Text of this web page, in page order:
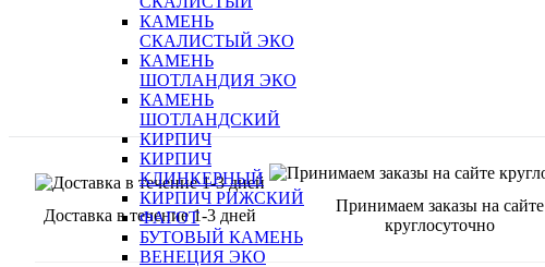
КАМЕНЬ
СКАЛИСТЫЙ ЭКО
КАМЕНЬ
ШОТЛАНДИЯ ЭКО
КАМЕНЬ
ШОТЛАНДСКИЙ
КИРПИЧ
КИРПИЧ
КЛИНКЕРНЫЙ
КИРПИЧ РИЖСКИЙ
ФАГОТ
БУТОВЫЙ КАМЕНЬ
ВЕНЕЦИЯ ЭКО
Доставка в течение 1-3 дней
Принимаем заказы на сайте
круглосуточно